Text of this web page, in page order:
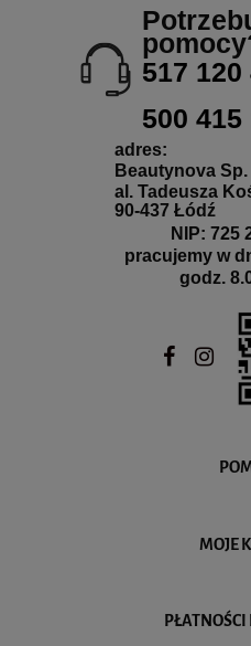
517 120
500 415
adres:
Beautynova Sp.
al. Tadeusza
90-437 Łódź
NIP: 725
pracujemy w
godz.
MOJE
PŁATNOŚCI